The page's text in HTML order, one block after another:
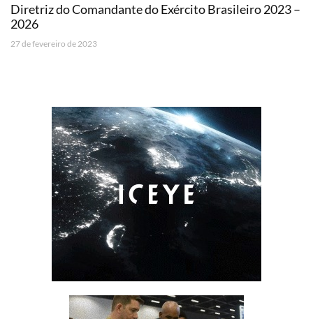
Diretriz do Comandante do Exército Brasileiro 2023 –
2026
27 de fevereiro de 2023